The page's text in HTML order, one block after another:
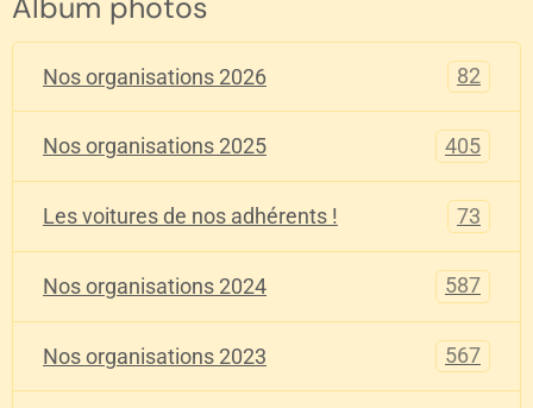
Nos organisations 2026 82
Nos organisations 2025 405
Les voitures de nos adhérents ! 73
Nos organisations 2024 587
Nos organisations 2023 567